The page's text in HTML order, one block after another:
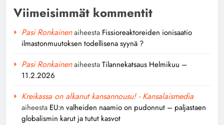
Viimeisimmät kommentit
Pasi Ronkainenaiheesta Fissioreaktoreiden ionisaatio
ilmastonmuutoksen todellisena syynä ?
Pasi RonkainenaiheestaTilannekatsaus Helmikuu –
11.2.2026
Kreikassa on alkanut kansannousu! - Kansalaismedia
aiheesta EU:n valheiden naamio on pudonnut – paljastaen
globalismin karut ja tutut kasvot